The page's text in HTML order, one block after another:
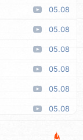
05.08
05.08
05.08
05.08
05.08
05.08